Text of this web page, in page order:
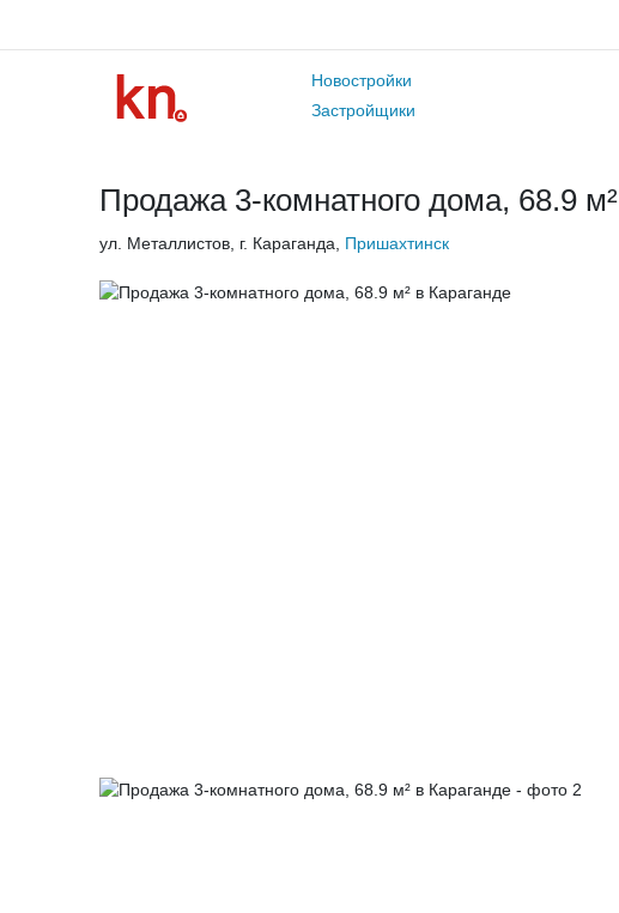
Новостройки
Застройщики
Продажа 3-комнатного дома, 68.9 м²
ул. Металлистов, г. Караганда, Пришахтинск